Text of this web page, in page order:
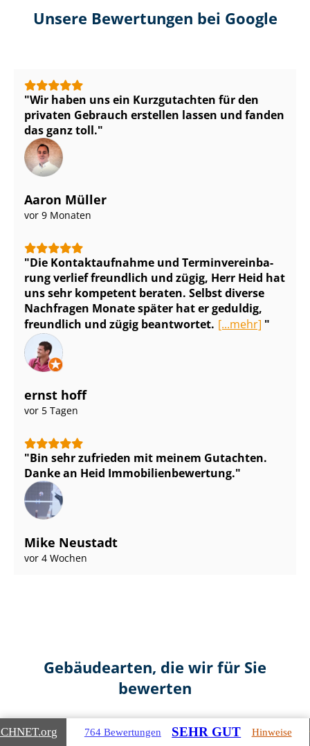
Unsere Bewertungen bei Google
Wir haben uns ein Kurzgutachten für den
privaten Gebrauch erstellen lassen und fanden
das ganz toll.
Aaron Müller
vor 9 Monaten
Die Kontaktaufnahme und Ter­min­ver­ein­ba­
rung verlief freundlich und zügig, Herr Heid hat
uns sehr kompetent beraten. Selbst diverse
Nachfragen Monate später hat er geduldig,
freundlich und zügig beantwortet. [...mehr]
ernst hoff
vor 5 Tagen
Bin sehr zufrieden mit meinem Gutachten.
Danke an Heid Im­mo­bi­li­en­be­wer­tung.
Mike Neustadt
vor 4 Wochen
Gebäudearten, die wir für Sie
bewerten
.org 764 Bewertungen SEHR GUT Hinweise